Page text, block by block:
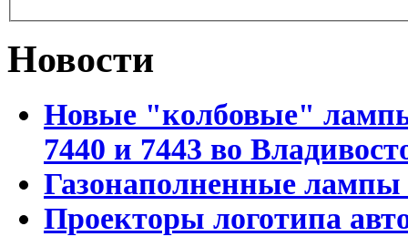
Новости
Новые "колбовые"
7440 и 7443 во
Газонаполненные лампы
Проекторы логотипа